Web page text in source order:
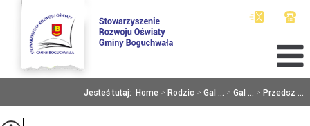
Jesteś tutaj: Home > Rodzic > Gal ... > Gal ... > Przedsz ...